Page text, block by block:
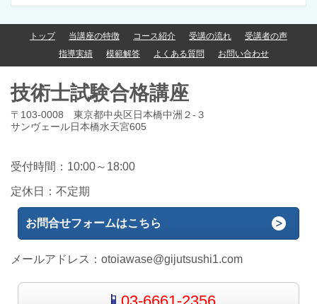
トップ 当講座の特徴 コース紹介 受講の流れ
受講者の声
指導実績
模範解答 よくある質問 お問い合わせ
技術士試験合格講座
〒103-0008 東京都中央区日本橋中洲２-３
サンヴェール日本橋水天宮605
受付時間：10:00～18:00
定休日：不定期
お問合せフォームはこちら
メールアドレス： otoiawase@gijutsushi1.com